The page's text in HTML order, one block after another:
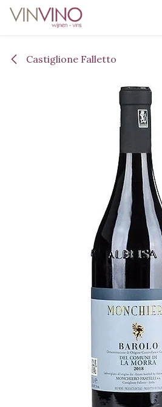
Overslaan naar inhoud
Castiglione Falletto